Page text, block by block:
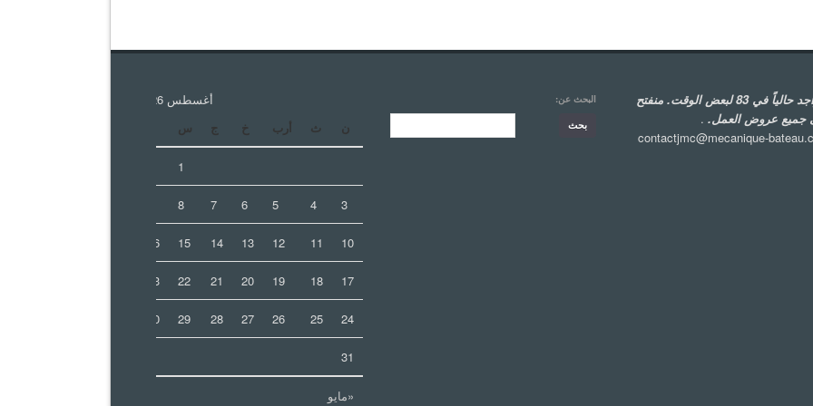
أغسطس 2026
ن
ث أرب خ ج س
«مايو
1
3
4
5
6
7
8
10
11
12
13
14
15
16
17
18
19
20
21
22
23
24
25
26
27
28
29
30
31
البحث عن:
متواجد حالياً في 83 لبعض الوقت. منفتح
جميع عروض العمل. .
contactjmc@mecanique-